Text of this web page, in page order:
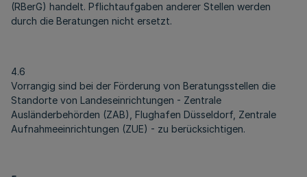
(RBerG) handelt. Pflichtaufgaben anderer Stellen werden
durch die Beratungen nicht ersetzt.
4.6
Vorrangig sind bei der Förderung von Beratungsstellen die
Standorte von Landeseinrichtungen - Zentrale
Ausländerbehörden (ZAB), Flughafen Düsseldorf, Zentrale
Aufnahmeeinrichtungen (ZUE) - zu berücksichtigen.